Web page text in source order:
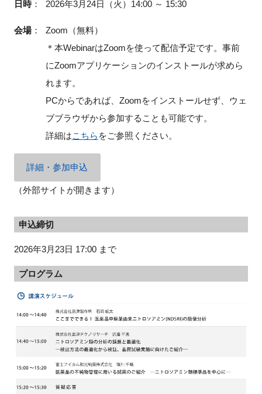
日時： 2026年3月24日（火）14:00 ～ 15:30
会場：
Zoom（無料）
＊本WebinarはZoomを使って配信予定です。事前
にZoomアプリケーションのインストールが求めら
れます。
PCからであれば、Zoomをインストールせず、ウェ
ブブラウザから参加することも可能です。
詳細はこちら をご参照ください。
詳細・参加申込
（外部サイトが開きます）
申込締切
2026年3月23日 17:00 まで
プログラム